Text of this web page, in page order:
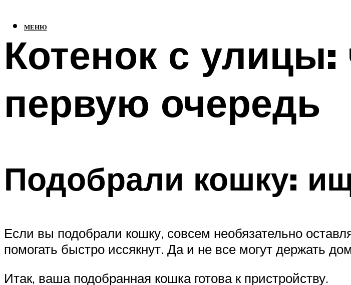
МЕНЮ
Котенок с улицы:
первую очередь
Подобрали кошку:
Если вы подобрали кошку, совсем необязательно
помогать быстро иссякнут. Да и не все могут держать
Итак, ваша подобранная кошка готова к пристройству.